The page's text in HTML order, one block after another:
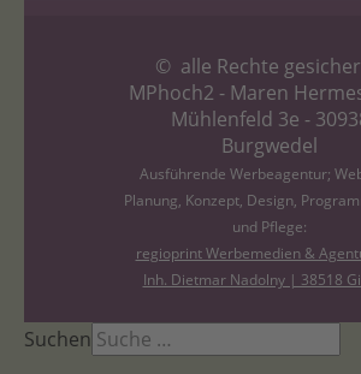
© alle Rechte
MPhoch2 - Maren
Mühlenfeld 3e -
Burgwedel
Ausführende Werbeagentur;
Planung, Konzept, Design,
und Pflege:
regioprint Werbemedien &
Inh. Dietmar Nadolny | 38518
Suchen